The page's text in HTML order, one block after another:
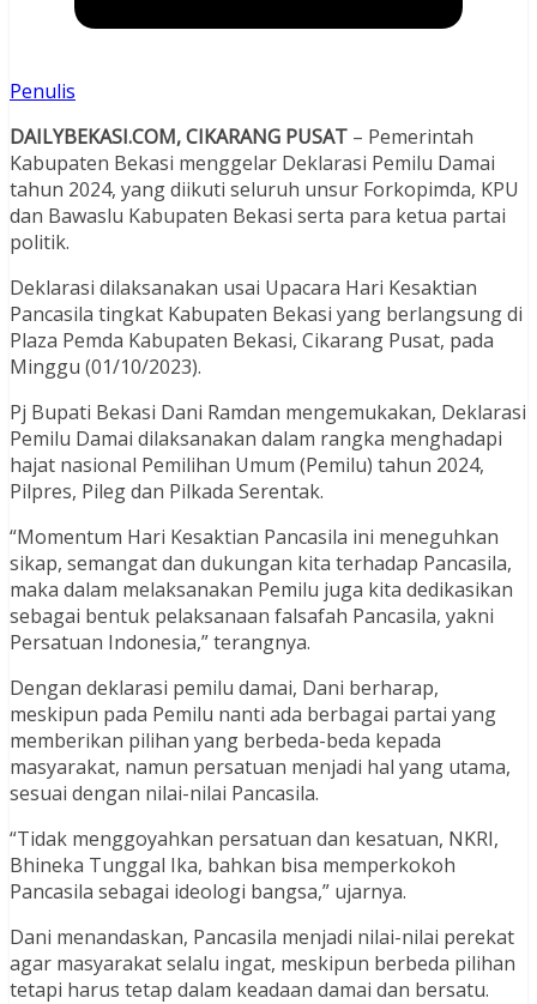
Penulis
DAILYBEKASI.COM, CIKARANG PUSAT – Pemerintah
Kabupaten Bekasi menggelar Deklarasi Pemilu Damai
tahun 2024, yang diikuti seluruh unsur Forkopimda, KPU
dan Bawaslu Kabupaten Bekasi serta para ketua partai
politik.
Deklarasi dilaksanakan usai Upacara Hari Kesaktian
Pancasila tingkat Kabupaten Bekasi yang berlangsung di
Plaza Pemda Kabupaten Bekasi, Cikarang Pusat, pada
Minggu (01/10/2023).
Pj Bupati Bekasi Dani Ramdan mengemukakan, Deklarasi
Pemilu Damai dilaksanakan dalam rangka menghadapi
hajat nasional Pemilihan Umum (Pemilu) tahun 2024,
Pilpres, Pileg dan Pilkada Serentak.
“Momentum Hari Kesaktian Pancasila ini meneguhkan
sikap, semangat dan dukungan kita terhadap Pancasila,
maka dalam melaksanakan Pemilu juga kita dedikasikan
sebagai bentuk pelaksanaan falsafah Pancasila, yakni
Persatuan Indonesia,” terangnya.
Dengan deklarasi pemilu damai, Dani berharap,
meskipun pada Pemilu nanti ada berbagai partai yang
memberikan pilihan yang berbeda-beda kepada
masyarakat, namun persatuan menjadi hal yang utama,
sesuai dengan nilai-nilai Pancasila.
“Tidak menggoyahkan persatuan dan kesatuan, NKRI,
Bhineka Tunggal Ika, bahkan bisa memperkokoh
Pancasila sebagai ideologi bangsa,” ujarnya.
Dani menandaskan, Pancasila menjadi nilai-nilai perekat
agar masyarakat selalu ingat, meskipun berbeda pilihan
tetapi harus tetap dalam keadaan damai dan bersatu.